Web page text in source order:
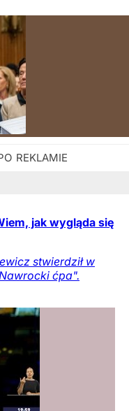
jak wygląda się
stwierdził w
ćpa".